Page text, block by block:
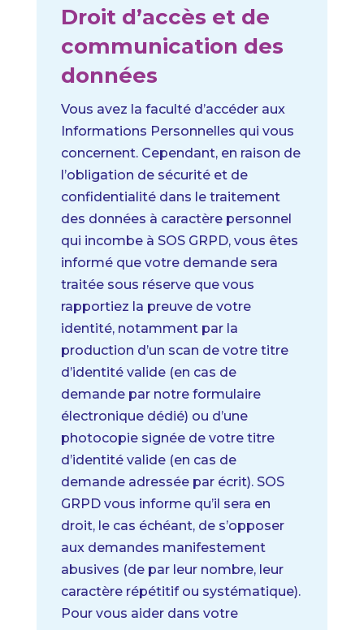
Droit d’accès et de
communication des
données
Vous avez la faculté d’accéder aux
Informations Personnelles qui vous
concernent. Cependant, en raison de
l’obligation de sécurité et de
confidentialité dans le traitement
des données à caractère personnel
qui incombe à SOS GRPD, vous êtes
informé que votre demande sera
traitée sous réserve que vous
rapportiez la preuve de votre
identité, notamment par la
production d’un scan de votre titre
d’identité valide (en cas de
demande par notre formulaire
électronique dédié) ou d’une
photocopie signée de votre titre
d’identité valide (en cas de
demande adressée par écrit). SOS
GRPD vous informe qu’il sera en
droit, le cas échéant, de s’opposer
aux demandes manifestement
abusives (de par leur nombre, leur
caractère répétitif ou systématique).
Pour vous aider dans votre